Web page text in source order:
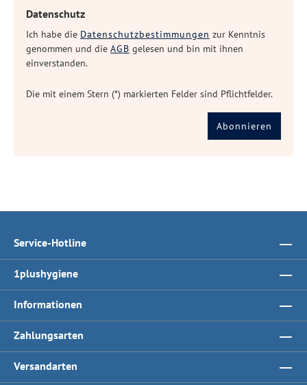
Datenschutz
Ich habe die Datenschutzbestimmungen zur Kenntnis
genommen und die AGB gelesen und bin mit ihnen
einverstanden.
Die mit einem Stern (*) markierten Felder sind Pflichtfelder.
Abonnieren
Service-Hotline
1plushygiene
Informationen
Zahlungsarten
Versandarten